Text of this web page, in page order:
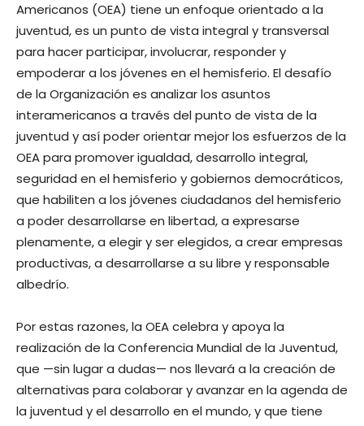
Americanos (OEA) tiene un enfoque orientado a la
juventud, es un punto de vista integral y transversal
para hacer participar, involucrar, responder y
empoderar a los jóvenes en el hemisferio. El desafío
de la Organización es analizar los asuntos
interamericanos a través del punto de vista de la
juventud y así poder orientar mejor los esfuerzos de la
OEA para promover igualdad, desarrollo integral,
seguridad en el hemisferio y gobiernos democráticos,
que habiliten a los jóvenes ciudadanos del hemisferio
a poder desarrollarse en libertad, a expresarse
plenamente, a elegir y ser elegidos, a crear empresas
productivas, a desarrollarse a su libre y responsable
albedrío.
Por estas razones, la OEA celebra y apoya la
realización de la Conferencia Mundial de la Juventud,
que —sin lugar a dudas— nos llevará a la creación de
alternativas para colaborar y avanzar en la agenda de
la juventud y el desarrollo en el mundo, y que tiene